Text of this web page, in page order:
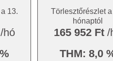
13.
/hó
Törlesztőrészlet a
hónaptól
165 952 Ft /
THM: 8,0